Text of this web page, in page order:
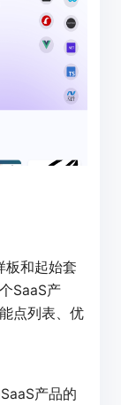
板和起始套
SaaS产
点列表、优
产品的